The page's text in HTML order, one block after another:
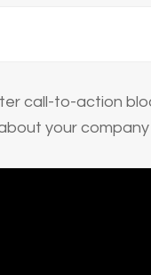
call-to-action
your